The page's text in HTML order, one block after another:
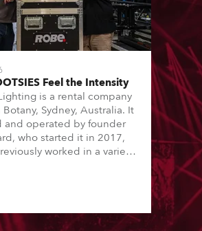
Feel the Intensity
is a rental company
Sydney, Australia. It
and operated by founder
who started it in 2017,
worked in a variety